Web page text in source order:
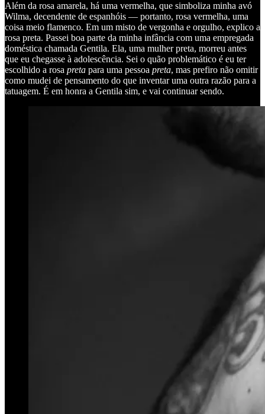
Além da rosa amarela, há uma vermelha, que simboliza minha avó
Wilma, decendente de espanhóis — portanto, rosa vermelha, uma
coisa meio flamenco. Em um misto de vergonha e orgulho, explico a
rosa preta. Passei boa parte da minha infância com uma empregada
doméstica chamada Gentila. Ela, uma mulher preta, morreu antes
que eu chegasse à adolescência. Sei o quão problemático é eu ter
escolhido a rosa preta para uma pessoa preta, mas prefiro não omitir
como mudei de pensamento do que inventar uma outra razão para a
tatuagem. É em honra a Gentila sim, e vai continuar sendo.